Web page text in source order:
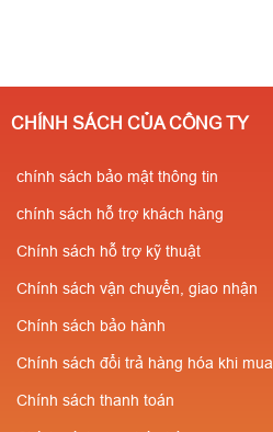
CHÍNH SÁCH CỦA CÔNG TY
chính sách bảo mật thông tin
chính sách hỗ trợ khách hàng
Chính sách hỗ trợ kỹ thuật
Chính sách vận chuyển, giao nhận
Chính sách bảo hành
Chính sách đổi trả hàng hóa khi mua
Chính sách thanh toán